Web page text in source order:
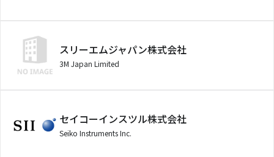
スリーエムジャパン株式会社
3M Japan Limited
セイコーインスツル株式会社
Seiko Instruments Inc.